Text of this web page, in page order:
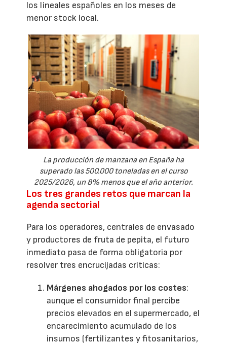
los lineales españoles en los meses de
menor stock local.
La producción de manzana en España ha
superado las 500.000 toneladas en el curso
2025/2026, un 8% menos que el año anterior.
Los tres grandes retos que marcan la
agenda sectorial
Para los operadores, centrales de envasado
y productores de fruta de pepita, el futuro
inmediato pasa de forma obligatoria por
resolver tres encrucijadas críticas:
Márgenes ahogados por los costes:
aunque el consumidor final percibe
precios elevados en el supermercado, el
encarecimiento acumulado de los
insumos (fertilizantes y fitosanitarios,